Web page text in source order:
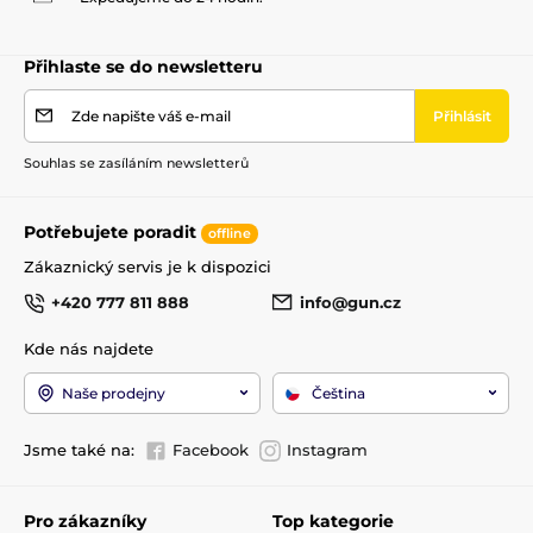
Přihlaste se do newsletteru
Zde napište váš e-mail Přihlásit
Souhlas se zasíláním newsletterů
Potřebujete poradit offline
Zákaznický servis je k dispozici
+420 777 811 888
info@gun.cz
Kde nás najdete
Naše prodejny Čeština
Jsme také na: Facebook Instagram
Pro zákazníky Top kategorie